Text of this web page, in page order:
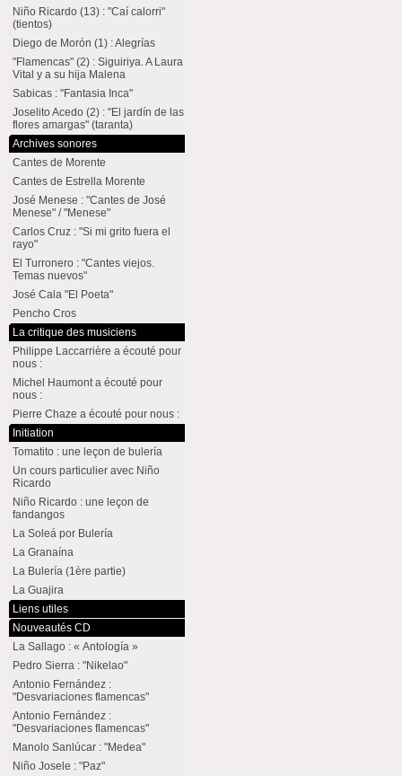
Niño Ricardo (13) : "Caí calorri"
(tientos)
Diego de Morón (1) : Alegrías
"Flamencas" (2) : Siguiriya. A Laura
Vital y a su hija Malena
Sabicas : "Fantasia Inca"
Joselito Acedo (2) : "El jardín de las
flores amargas" (taranta)
Archives sonores
Cantes de Morente
Cantes de Estrella Morente
José Menese : "Cantes de José
Menese" / "Menese"
Carlos Cruz : "Si mi grito fuera el
rayo"
El Turronero : "Cantes viejos.
Temas nuevos"
José Cala "El Poeta"
Pencho Cros
La critique des musiciens
Philippe Laccarrière a écouté pour
nous :
Michel Haumont a écouté pour
nous :
Pierre Chaze a écouté pour nous :
Initiation
Tomatito : une leçon de bulería
Un cours particulier avec Niño
Ricardo
Niño Ricardo : une leçon de
fandangos
La Soleá por Bulería
La Granaína
La Bulería (1ère partie)
La Guajira
Liens utiles
Nouveautés CD
La Sallago : « Antología »
Pedro Sierra : "Nikelao"
Antonio Fernández :
"Desvariaciones flamencas"
Antonio Fernández :
"Desvariaciones flamencas"
Manolo Sanlúcar : "Medea"
Niño Josele : "Paz"